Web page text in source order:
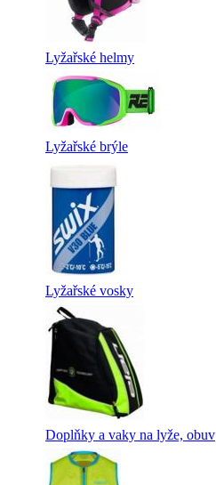
Lyžařské helmy
Lyžařské brýle
Lyžařské vosky
Doplňky a vaky na lyže, obuv